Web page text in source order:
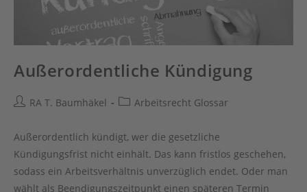
Außerordentliche Kündigung
Beitrags-
RA T. Baumhäkel
Beitrags-
Arbeitsrecht Glossar
Außerordentlich kündigt, wer die gesetzliche
Kündigungsfrist nicht einhält. Das kann fristlos geschehen,
sodass ein Arbeitsverhältnis unverzüglich endet. Oder man
wählt als Beendigungszeitpunkt einen späteren Termin